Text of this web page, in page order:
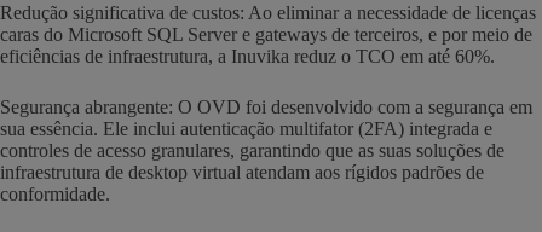
Redução significativa de custos: Ao eliminar a necessidade de licenças
caras do Microsoft SQL Server e gateways de terceiros, e por meio de
eficiências de infraestrutura, a Inuvika reduz o TCO em até 60%.
Segurança abrangente: O OVD foi desenvolvido com a segurança em
sua essência. Ele inclui autenticação multifator (2FA) integrada e
controles de acesso granulares, garantindo que as suas soluções de
infraestrutura de desktop virtual atendam aos rígidos padrões de
conformidade.